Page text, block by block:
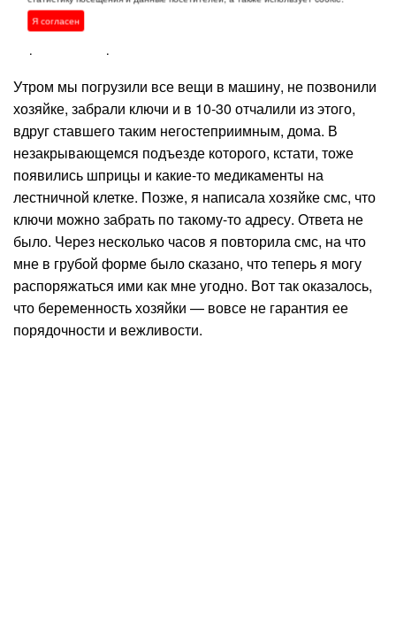
вопросов, если нет — едем отдыхать в Ялту, а оттуда
Утром мы погрузили все вещи в машину, не позвонили
хозяйке, забрали ключи и в 10-30 отчалили из этого,
вдруг ставшего таким негостеприимным, дома. В
незакрывающемся подъезде которого, кстати, тоже
появились шприцы и какие-то медикаменты на
лестничной клетке. Позже, я написала хозяйке смс, что
ключи можно забрать по такому-то адресу. Ответа не
было. Через несколько часов я повторила смс, на что
мне в грубой форме было сказано, что теперь я могу
распоряжаться ими как мне угодно. Вот так оказалось,
что беременность хозяйки — вовсе не гарантия ее
порядочности и вежливости.
Я согласен